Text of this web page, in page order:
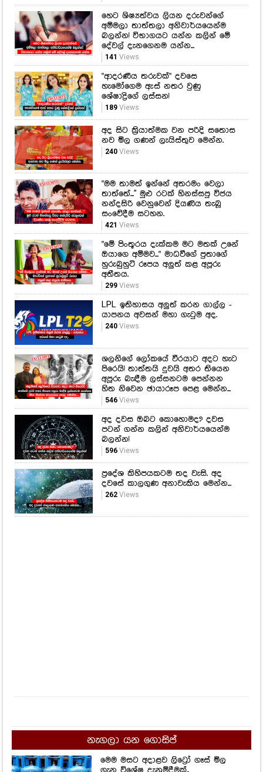
හෙට ශිෂ්‍යත්වය ලියන දරුවන්ගේ
අම්මලා තාත්තලා අනිවාර්යයෙන්ම
බලන්න! විභාගයට යන්න කලින් මේ
දේවල් දැනගෙනම යන්න...
141 Views
"ආදරණීය තරුවක්" දවසෙ
හැමෝගෙම ඇස් නතර වුණු
ශේෂාද්‍රිගේ ලස්සන!
189Views
අද සිට ක්‍රියාත්මක වන පරිදි සතොස
නව මිල ගණන් ලැයිස්තුව මෙන්න.
240Views
"මම තාමත් ඉන්නේ අතරමං වෙලා
තාත්තේ...'' මුළු රටක් හිනස්සපු විජය
නන්දසිරි වෙනුවෙන් දියණිය තැබූ
සංවේදීම සටහන.
421 Views
"මේ පිංතූරය දැක්කම මට මතක් උනේ
ඔයාගෙ අම්මව..." මාධවීගේ පුතාගේ
හුරුබුහුටි රූපය අලුත් කළ අපූරු
අතීතය.
299Views
LPL ඉතිහාසය අලුත් කරන ගාල්ල -
යාපනය අවසන් මහා ගැටුම අද.
240Views
ශලනිගේ ලෝකයේ වීරයාට අදට හැට
පිරෙයි! තාත්තයි දුවයි අතර තියෙන
අපූරු බැඳීම ලස්සනටම පෙන්නන
හිත නිවෙන ඡායාරූප පෙළ මෙන්න...
546Views
අද දවස ඔබට කොහොමද? දවස
පටන් ගන්න කලින් අනිවාර්යයෙන්ම
බලන්න!
596Views
ප්‍රදේශ කිහිපයකටම තද වැසි. අද
දවසේ කාලගුණ අනාවැකිය මෙන්න...
262Views
නැගලා යන ගොසිප්
මෙම මසට අදාළව ලිට්‍රෝ ගෑස් මිල
ගැන විශේෂ දැනුම්දීමක්..